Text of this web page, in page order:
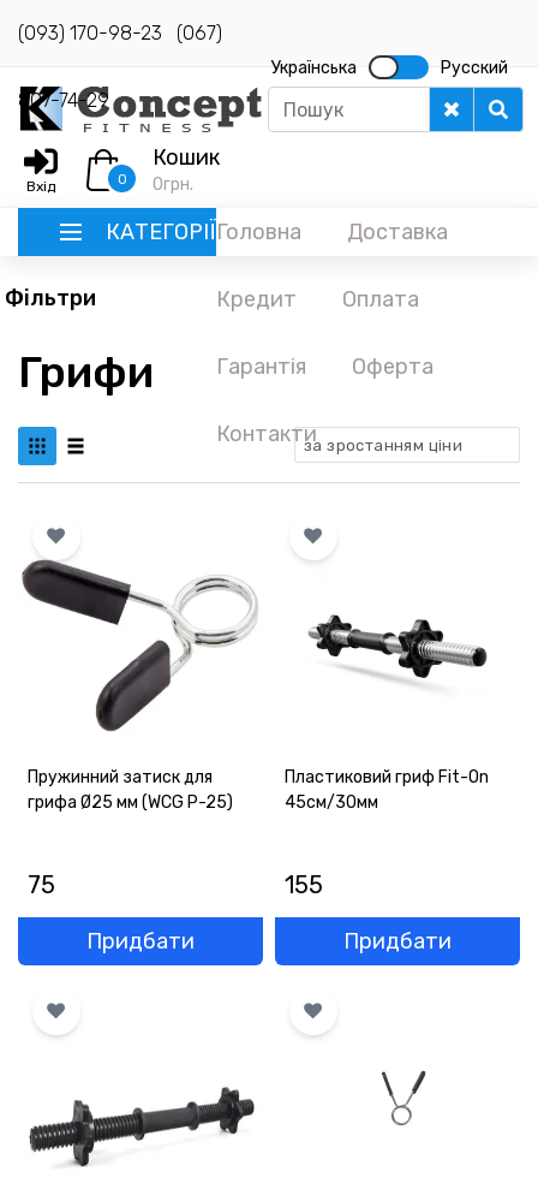
(093) 170-98-23 (067)
807-74-29
Українська Русский
Вхід 0
Кошик
0грн.
КАТЕГОРІЇГоловна Доставка
Кредит Оплата
Гарантія Оферта
Контакти
РУССКИЙ
ГОЛОВНА
ДОСТАВКА
КРЕДИТ
ОПЛАТА
ГАРАНТІЯ
КОНТАКТИ
(093) 170-98-23
Фільтри
Грифи
за зростанням ціни
Пружинний затиск для
грифа Ø25 мм (WCG P-25)
75
Придбати
Пластиковий гриф Fit-On
45см/30мм
155
Придбати